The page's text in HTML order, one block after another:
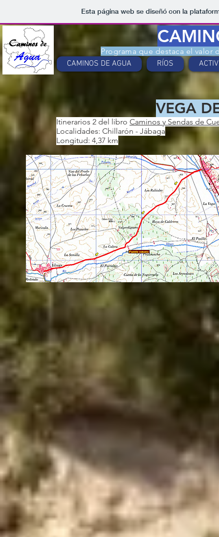
Esta página web se diseñó con la
Programa que destaca el valor
CAMINOS DE AGUA RÍOS
VEGA
Itinerarios 2 del libro Caminos y Sendas de
Localidades: Chillarón - Jábaga
Longitud: 4,37 km